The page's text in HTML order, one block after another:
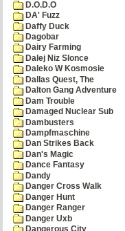
D.O.D.O
DA' Fuzz
Daffy Duck
Dagobar
Dairy Farming
Dalej Niz Slonce
Daleko W Kosmosie
Dallas Quest, The
Dalton Gang Adventure
Dam Trouble
Damaged Nuclear Sub
Dambusters
Dampfmaschine
Dan Strikes Back
Dan's Magic
Dance Fantasy
Dandy
Danger Cross Walk
Danger Hunt
Danger Ranger
Danger Uxb
Dangerous City